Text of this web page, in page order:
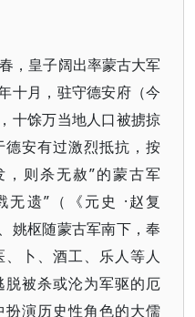
，皇子阔出率蒙古大军
十月，驻守德安府（今
十馀万当地人口被掳掠
安有过激烈抵抗，按
则杀无赦”的蒙古军
遗”（《元史 ·赵复
姚枢随蒙古军南下，奉
卜、酒工、乐人等人
被杀或沦为军驱的厄
演历史性角色的大儒